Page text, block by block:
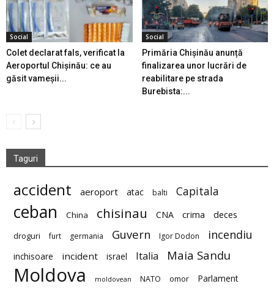
Social
Colet declarat fals, verificat la
Aeroportul Chișinău: ce au
găsit vameșii...
Social
Primăria Chișinău anunță
finalizarea unor lucrări de
reabilitare pe strada
Burebista:...
Taguri
accident aeroport atac balti Capitala
ceban China chisinau CNA crima deces
droguri furt germania Guvern Igor Dodon incendiu
inchisoare incident israel Italia Maia Sandu
Moldova moldovean NATO omor Parlament